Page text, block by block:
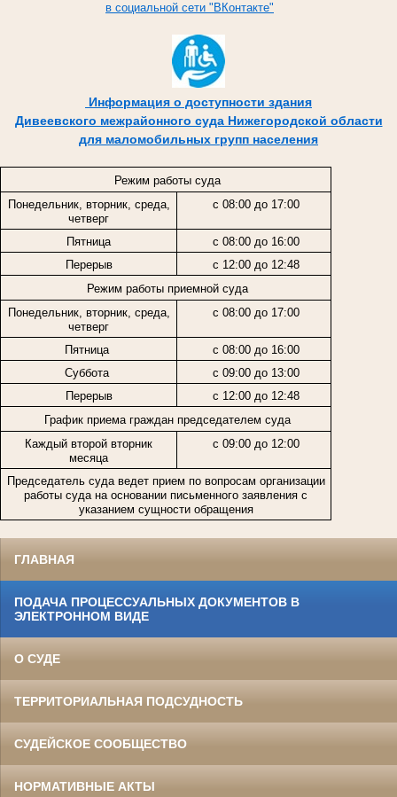
в социальной сети "ВКонтакте"
Информация о доступности здания
Дивеевского межрайонного суда Нижегородской области
для маломобильных групп населения
Режим работы суда
Понедельник, вторник, среда,
четверг
с 08:00 до 17:00
Пятница
с 08:00 до 16:00
Перерыв
с 12:00 до 12:48
Режим работы приемной суда
Понедельник, вторник, среда,
четверг
с 08:00 до 17:00
Пятница
с 08:00 до 16:00
Суббота
с 09:00 до 13:00
Перерыв
с 12:00 до 12:48
График приема граждан председателем суда
Каждый второй вторник
месяца
с 09:00 до 12:00
Председатель суда ведет прием по вопросам организации
работы суда на основании письменного заявления с
указанием сущности обращения
ГЛАВНАЯ
ПОДАЧА ПРОЦЕССУАЛЬНЫХ ДОКУМЕНТОВ В
ЭЛЕКТРОННОМ ВИДЕ
О СУДЕ
ТЕРРИТОРИАЛЬНАЯ ПОДСУДНОСТЬ
СУДЕЙСКОЕ СООБЩЕСТВО
НОРМАТИВНЫЕ АКТЫ